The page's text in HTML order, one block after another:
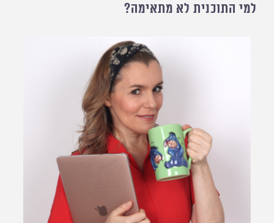
התוכנית לא מתאימה?